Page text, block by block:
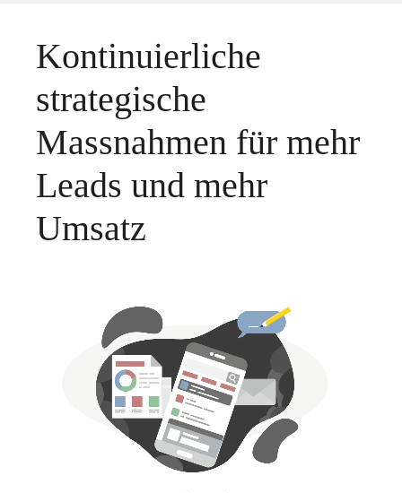
Kontinuierliche
strategische
Massnahmen für mehr
Leads und mehr
Umsatz